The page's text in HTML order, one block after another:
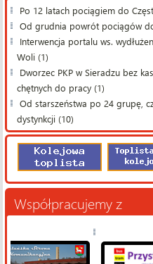
Po 12 latach pociągiem do
Od grudnia powrót pociągów
Interwencja portalu ws.
Woli (1)
Dworzec PKP w Sieradzu bez
chętnych do pracy (1)
Od starszeństwa po 24 grupę,
dystynkcji (10)
Współpracujemy z